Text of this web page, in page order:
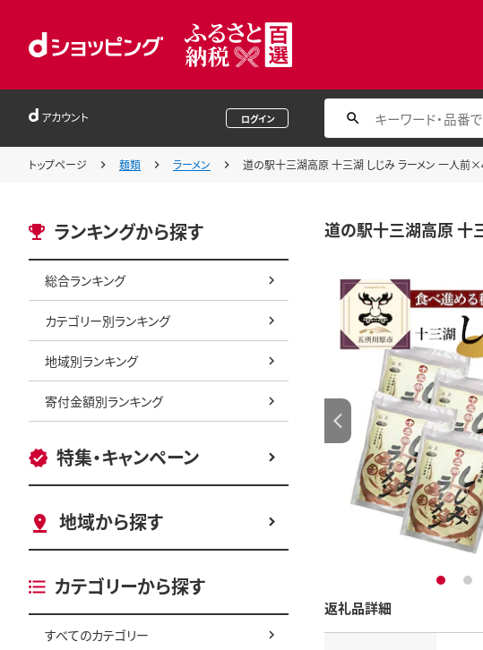
アカウント ログイン
トップページ 麺類 ラーメン 道の駅十三湖高原 十三湖 しじみ ラーメン 一人前
ランキングから探す
総合ランキング
カテゴリー別ランキング
地域別ランキング
寄付金額別ランキング
特集・キャンペーン
地域から探す
カテゴリーから探す
すべてのカテゴリー
道の駅十三湖高原 十
1 2
返礼品詳細